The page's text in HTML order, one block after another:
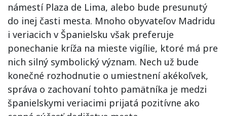
námestí Plaza de Lima, alebo bude presunutý
do inej časti mesta. Mnoho obyvateľov Madridu
i veriacich v Španielsku však preferuje
ponechanie kríža na mieste vigílie, ktoré má pre
nich silný symbolický význam. Nech už bude
konečné rozhodnutie o umiestnení akékoľvek,
správa o zachovaní tohto pamätníka je medzi
španielskymi veriacimi prijatá pozitívne ako